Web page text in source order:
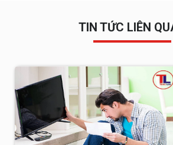
TIN TỨC LIÊN